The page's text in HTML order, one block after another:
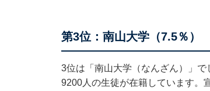
第3位：南山大学（7.5％）
3位は「南山大学（なんざん）」
9200人の生徒が在籍しています。